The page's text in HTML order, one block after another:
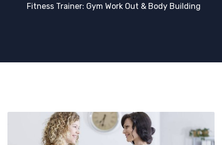
Fitness Trainer: Gym Work Out & Body Building